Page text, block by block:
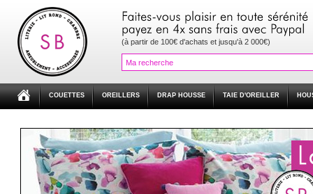
(à partir de 100€ d'achats et jusqu'à 2 000€)
COUETTES OREILLERS DRAP HOUSSE TAIE D'OREILLER